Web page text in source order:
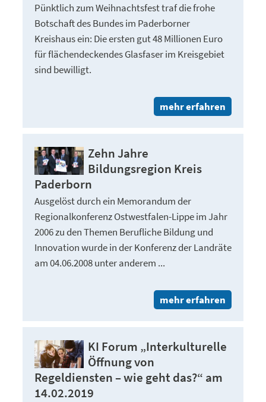
Pünktlich zum Weihnachtsfest traf die frohe
Botschaft des Bundes im Paderborner
Kreishaus ein: Die ersten gut 48 Millionen Euro
für flächendeckendes Glasfaser im Kreisgebiet
sind bewilligt.
mehr erfahren
Zehn Jahre
Bildungsregion Kreis
Paderborn
Ausgelöst durch ein Memorandum der
Regionalkonferenz Ostwestfalen-Lippe im Jahr
2006 zu den Themen Berufliche Bildung und
Innovation wurde in der Konferenz der Landräte
am 04.06.2008 unter anderem ...
mehr erfahren
KI Forum „Interkulturelle
Öffnung von
Regeldiensten – wie geht das?“ am
14.02.2019